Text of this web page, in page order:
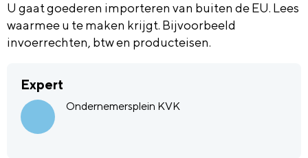
U gaat goederen importeren van buiten de EU. Lees
waarmee u te maken krijgt. Bijvoorbeeld
invoerrechten, btw en producteisen.
Expert
Ondernemersplein KVK